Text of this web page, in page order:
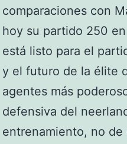
comparaciones con
hoy su partido 250
está listo para el
y el futuro de la élite
agentes más
defensiva del
entrenamiento, no